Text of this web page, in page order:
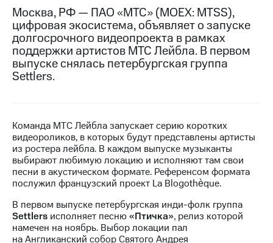
Контакты
Медиа-центр
Пресс-
релизы
МТС
Интервью
Финансовая
отчетность
Контакты
Пригласить
спикера
Москва, РФ — ПАО «МТС» (MOEX: MTSS),
цифровая экосистема, объявляет о запуске
долгосрочного видеопроекта в рамках
поддержки артистов МТС Лейбла. В первом
выпуске снялась петербургская группа
Settlers.
Команда МТС Лейбла запускает серию коротких
видеороликов, в которых будут представлены артисты
из ростера лейбла. В каждом выпуске музыканты
выбирают любимую локацию и исполняют там свои
песни в акустическом формате. Референсом формата
послужил французский проект La Blogothèque.
В первом выпуске петербургская инди-фолк группа
Settlers исполняет песню«Птичка», релиз которой
намечен на ноябрь. Выбор локации пал
на Англиканский собор Святого Андрея